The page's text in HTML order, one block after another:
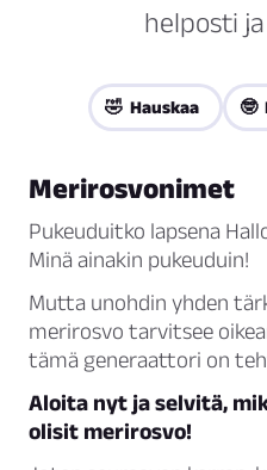
helposti
🤣 Hauskaa 🤓
Merirosvonimet
Pukeuduitko lapsena
Minä ainakin pukeuduin!
Mutta unohdin yhden
merirosvo tarvitsee
tämä generaattori on
Aloita nyt ja selvitä,
olisit merirosvo!